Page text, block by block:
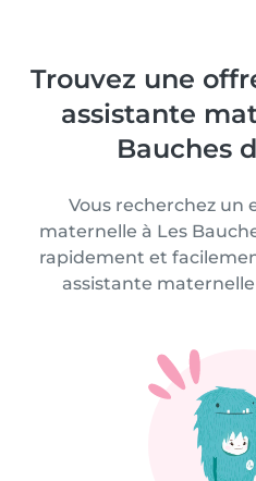
Trouvez une
assistante
Bauches
Vous recherchez un
maternelle à Les
rapidement et
assistante